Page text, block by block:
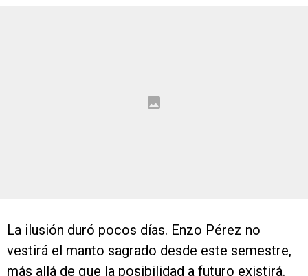
La ilusión duró pocos días. Enzo Pérez no
vestirá el manto sagrado desde este semestre,
más allá de que la posibilidad a futuro existirá.